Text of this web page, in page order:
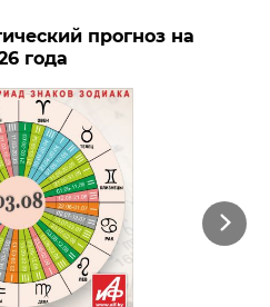
прогноз на
года
Next